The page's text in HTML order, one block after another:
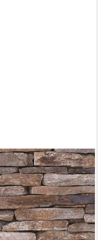
Steinoptik,
Borte Wohnzimmer